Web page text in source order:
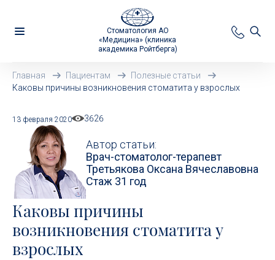
Стоматология АО
«Медицина» (клиника
академика Ройтберга)
Главная Пациентам
Полезные статьи
Каковы причины возникновения стоматита у взрослых
13 февраля 2020 3626
Автор статьи:
Врач-стоматолог-терапевт
Третьякова Оксана Вячеславовна
Стаж 31 год
Каковы причины
возникновения стоматита у
взрослых